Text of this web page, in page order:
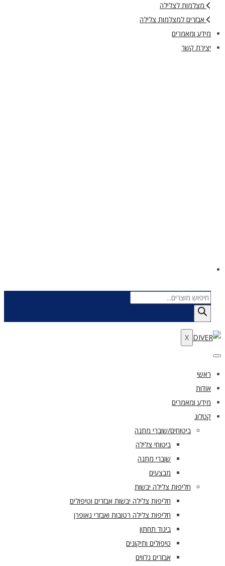
מצלמות לצלילה
אבזרים למצלמות צלילה
מידע ומאמרים
יצירת קשר
Products
search
X
ראשי
אודות
מידע ומאמרים
קטלוג
ביטוחים/שוברי מתנה
ביטוחי צלילה
שוברי מתנה
מבצעים
חליפות צלילה יבשות
חליפות צלילה יבשות אבזרים וטיפולים
חליפות צלילה רטובות ואבזרי נאופרן
ביגוד תחתון
טיפולים ותיקונים
אבזרים נלווים